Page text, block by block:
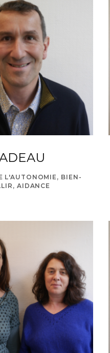
L'AUTONOMIE, BIEN-
AIDANCE